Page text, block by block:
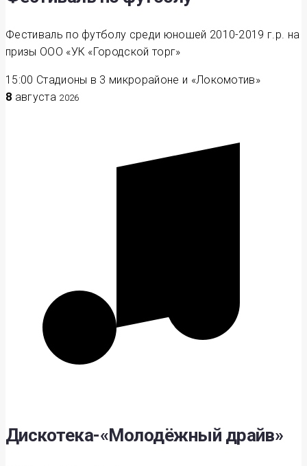
Фестиваль по футболу среди юношей 2010-2019 г.р. на
призы ООО «УК «Городской торг»
15:00 Стадионы в 3 микрорайоне и «Локомотив»
8 августа 2026
Дискотека-«Молодёжный драйв»